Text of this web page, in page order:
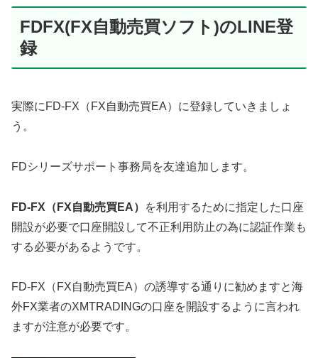
FDFX(FX自動売買ソフト)のLINE登
録
実際にFD-FX（FX自動売買EA）に登録していきましょ
う。
FDシリーズサポート事務局を友達追加します。
FD-FX（FX自動売買EA）
を利用するために指定した口座
開設が必要で口座開設して不正利用防止の為に認証作業も
する必要があるようです。
FD-FX（FX自動売買EA）の誘導する通りに勧めますと海
外FX業者のXMTRADINGの口座を開設するように言われ
ますが注意が必要です。